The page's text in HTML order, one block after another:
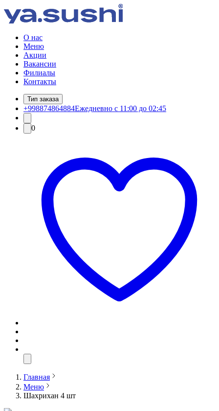
О нас
Меню
Акции
Вакансии
Филиалы
Контакты
Тип заказа
+998874864884Ежедневно с 11:00 до 02:45
0
Главная
Меню
Шахрихан 4 шт